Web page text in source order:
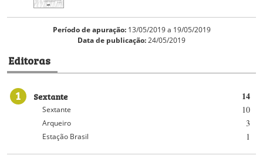
Período de apuração:13/05/2019 a 19/05/2019
Data de publicação:24/05/2019
Editoras
1 14
Sextante
10
Sextante
3
Arqueiro
1
Estação Brasil